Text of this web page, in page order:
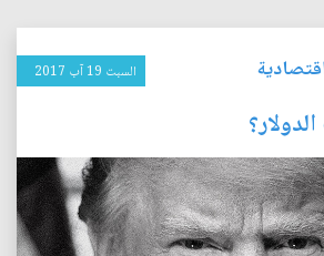
السبت 19 آب 2017